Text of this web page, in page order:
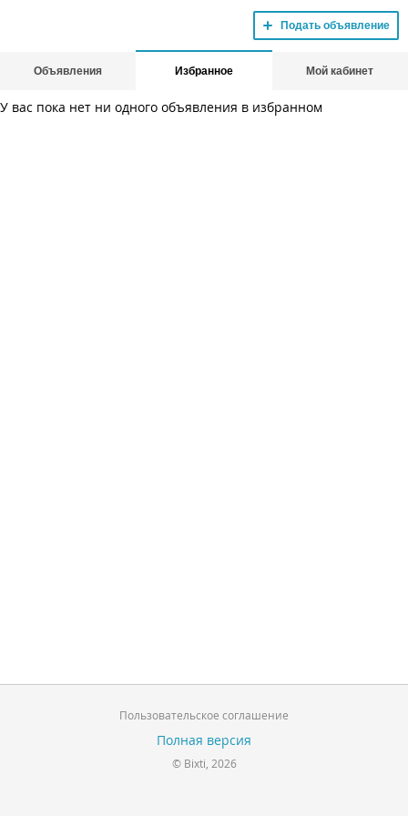
Объявления Избранное Мой кабинет
Подать объявление
У вас пока нет ни одного объявления в избранном
Пользовательское соглашение
Полная версия
© Bixti, 2026